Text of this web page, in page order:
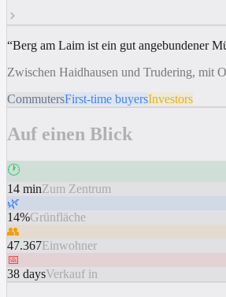
“Berg am Laim ist ein gut angebundener
Zwischen Haidhausen und Trudering, mit
CommutersFirst-time buyersInvestors
Auf einen Blick
🕐
14 minZum Zentrum
🌿
14%Grünfläche
👥
47.367Einwohner
📅
38 daysVerkauf in